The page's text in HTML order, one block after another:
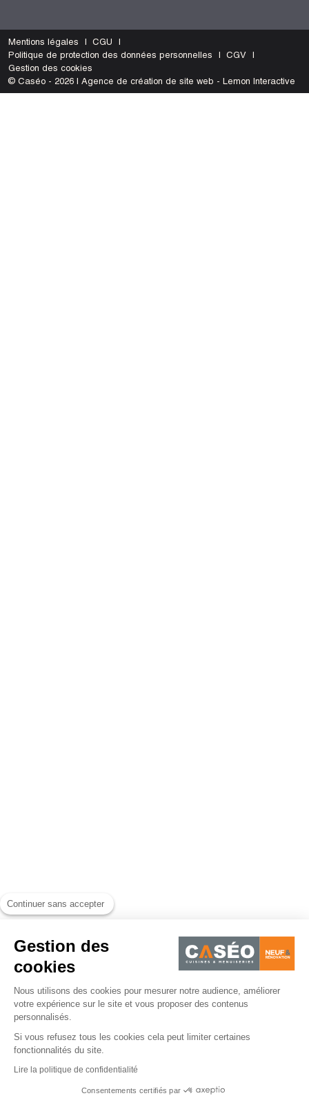
Continuer sans accepter
Gestion des
cookies
Nous utilisons des cookies pour mesurer notre audience, améliorer
votre expérience sur le site et vous proposer des contenus
personnalisés.
Si vous refusez tous les cookies cela peut limiter certaines
fonctionnalités du site.
Lire la politique de confidentialité
Consentements certifiés par
Mentions légales
CGU
Politique de protection des données personnelles
CGV
Gestion des cookies
© Caséo - 2026 | Agence de création de site web - Lemon Interactive